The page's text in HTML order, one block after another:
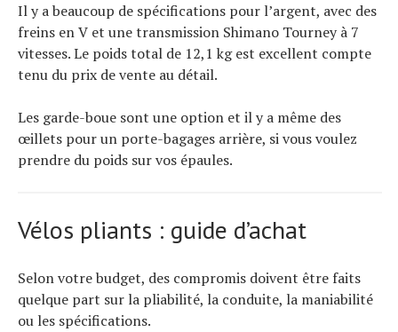
Il y a beaucoup de spécifications pour l’argent, avec des
freins en V et une transmission Shimano Tourney à 7
vitesses. Le poids total de 12,1 kg est excellent compte
tenu du prix de vente au détail.
Les garde-boue sont une option et il y a même des
œillets pour un porte-bagages arrière, si vous voulez
prendre du poids sur vos épaules.
Vélos pliants : guide d’achat
Selon votre budget, des compromis doivent être faits
quelque part sur la pliabilité, la conduite, la maniabilité
ou les spécifications.